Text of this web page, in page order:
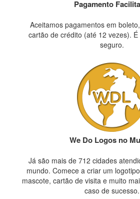
Pagamento
Aceitamos pagamentos em
cartão de crédito (até 12 vezes).
seguro.
We Do Logos no
Já são mais de 712 cidades
mundo. Comece a criar um
mascote, cartão de visita e muito
caso de sucesso.